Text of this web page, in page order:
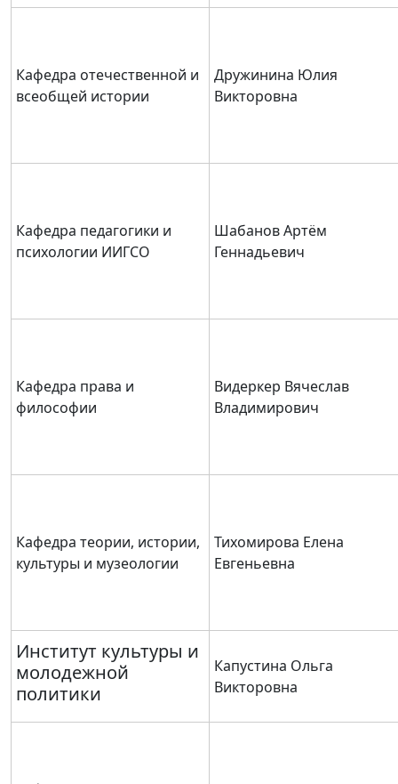
Кафедра отечественной и
всеобщей истории
Дружинина Юлия
Викторовна
Кафедра педагогики и
психологии ИИГСО
Шабанов Артём
Геннадьевич
Кафедра права и
философии
Видеркер Вячеслав
Владимирович
Кафедра теории, истории,
культуры и музеологии
Тихомирова Елена
Евгеньевна
Институт культуры и
молодежной
политики
Капустина Ольга
Викторовна